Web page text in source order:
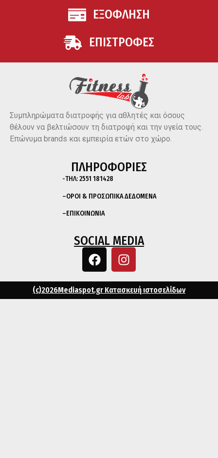
ΕΞΟΦΛΗΣΗ
ΕΠΙΣΤΡΟΦΕΣ
Συμπληρώματα διατροφής για αθλητές και όσους
θέλουν να βελτιώσουν τη διατροφή και την υγεία τους.
Επώνυμα brands και εμπειρία ετών στο χώρο.
ΠΛΗΡΟΦΟΡΙΕΣ
-ΤΗΛ:2551 181428
–ΟΡΟΙ & ΠΡΟΣΩΠΙΚΑ ΔΕΔΟΜΕΝΑ
–ΕΠΙΚΟΙΝΩΝΙΑ
SOCIAL MEDIA
(c)2026Mediaspot.gr Κατασκευή ιστοσελίδων